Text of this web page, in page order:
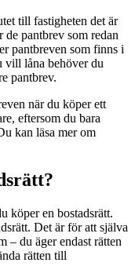
till fastigheten det är
pantbrev som redan
pantbreven som finns i
vill låna behöver du
pantbrev.
när du köper ett
eftersom du bara
kan läsa mer om
köper en bostadsrätt.
Det är för att själva
– du äger endast rätten
rätten till